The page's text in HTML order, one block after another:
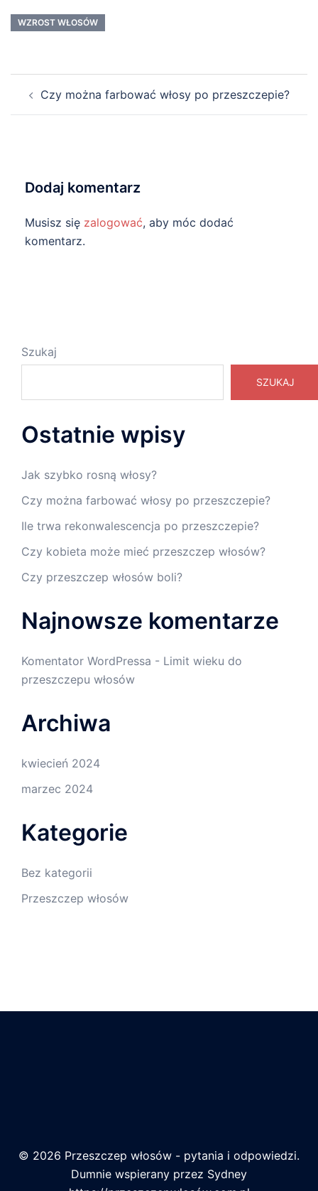
WZROST WŁOSÓW
wpisyCzy można farbować włosy po przeszczepie?
Dodaj komentarz
Musisz się zalogować, aby móc dodać
komentarz.
Szukaj
SZUKAJ
Ostatnie wpisy
Jak szybko rosną włosy?
Czy można farbować włosy po przeszczepie?
Ile trwa rekonwalescencja po przeszczepie?
Czy kobieta może mieć przeszczep włosów?
Czy przeszczep włosów boli?
Najnowsze komentarze
Komentator WordPressa - Limit wieku do
przeszczepu włosów
Archiwa
kwiecień 2024
marzec 2024
Kategorie
Bez kategorii
Przeszczep włosów
© 2026 Przeszczep włosów - pytania i odpowiedzi.
Dumnie wspierany przez Sydney